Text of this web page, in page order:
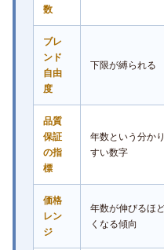
数
ブレ
ンド
自由
度
下限が縛られる
品質
保証
の指
標
年数という分か
すい数字
価格
レン
ジ
年数が伸びるほ
くなる傾向